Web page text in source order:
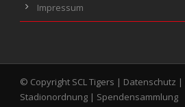
Impressum
© Copyright SCL Tigers | Datenschutz |
Stadionordnung | Spendensammlung